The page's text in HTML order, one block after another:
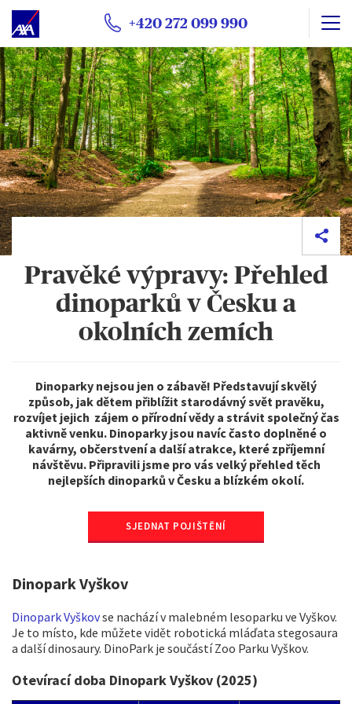
+420 272 099 990
Pravěké výpravy: Přehled
dinoparků v Česku a
okolních zemích
Dinoparky nejsou jen o zábavě! Představují skvělý
způsob, jak dětem přiblížit starodávný svět pravěku,
rozvíjet jejich zájem o přírodní vědy a strávit společný čas
aktivně venku. Dinoparky jsou navíc často doplněné o
kavárny, občerstvení a další atrakce, které zpříjemní
návštěvu. Připravili jsme pro vás velký přehled těch
nejlepších dinoparků v Česku a blízkém okolí.
SJEDNAT POJIŠTĚNÍ
Dinopark Vyškov
Dinopark Vyškovse nachází v malebném lesoparku ve Vyškov.
Je to místo, kde můžete vidět robotická mláďata stegosaura
a další dinosaury. DinoPark je součástí Zoo Parku Vyškov.
Otevírací doba Dinopark Vyškov (2025)
Tyto webové stránky shromažďují soubory cookie.
Při prohlížení webových stránek se používajífunkční a
technické soubory cookie(nezbytně nutné). Volitelné
soubory cookie mohou být používány společností AXA
Partners nebo externími poskytovateli pro níže vedené
přijmout neboodmítnout
souborů cookie můžete souhlasit se všemi nebo pouze
s některými volitelnými soubory cookie v závislosti na
jejich kategorii, a to:
Okamžitě kliknutím na tlačítko „Přizpůsobit mé
volby“ níže, nebo